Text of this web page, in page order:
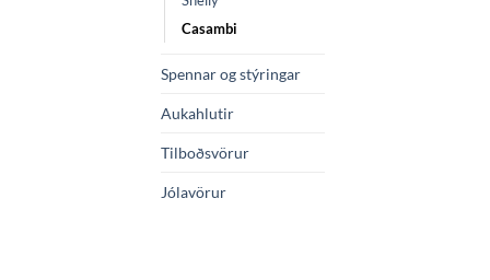
Casambi
Spennar og stýringar
Aukahlutir
Tilboðsvörur
Jólavörur